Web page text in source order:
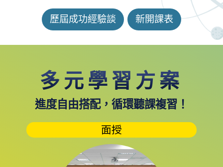
歷屆成功經驗談 新開課表
多元學習方案
進度自由搭配，循環聽課複習！
面授